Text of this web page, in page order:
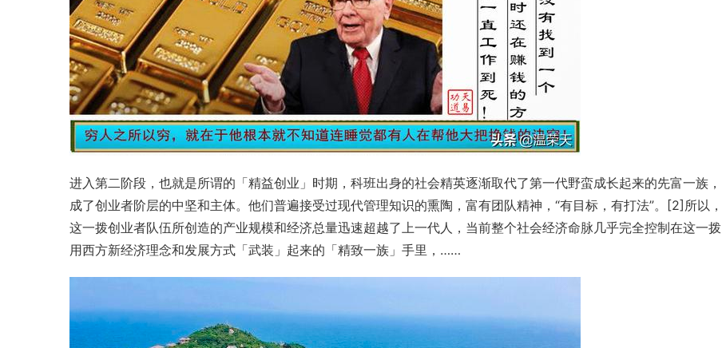
进入第二阶段，也就是所谓的「精益创业」时期，科班出身的社会精英逐渐取代了第一代野蛮成长起来的先富一族，
成了创业者阶层的中坚和主体。他们普遍接受过现代管理知识的熏陶，富有团队精神，“有目标，有打法”。[2]所以，
这一拨创业者队伍所创造的产业规模和经济总量迅速超越了上一代人，当前整个社会经济命脉几乎完全控制在这一拨
用西方新经济理念和发展方式「武装」起来的「精致一族」手里，……